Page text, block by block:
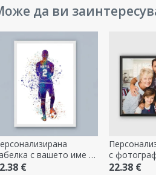
да ви
с вашето име и
на играч - Футбол
€
с
22.38 €